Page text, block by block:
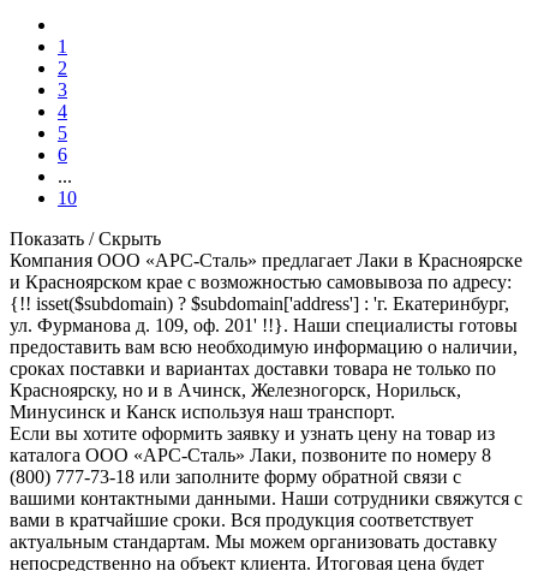
1
2
3
4
5
6
...
10
Показать / Скрыть
Компания ООО «АРС-Сталь» предлагает Лаки в Красноярске
и Красноярском крае с возможностью самовывоза по адресу:
{!! isset($subdomain) ? $subdomain['address'] : 'г. Екатеринбург,
ул. Фурманова д. 109, оф. 201' !!}. Наши специалисты готовы
предоставить вам всю необходимую информацию о наличии,
сроках поставки и вариантах доставки товара не только по
Красноярску, но и в Ачинск, Железногорск, Норильск,
Минусинск и Канск используя наш транспорт.
Если вы хотите оформить заявку и узнать цену на товар из
каталога ООО «АРС-Сталь» Лаки, позвоните по номеру 8
(800) 777-73-18 или заполните форму обратной связи с
вашими контактными данными. Наши сотрудники свяжутся с
вами в кратчайшие сроки. Вся продукция соответствует
актуальным стандартам. Мы можем организовать доставку
непосредственно на объект клиента. Итоговая цена будет